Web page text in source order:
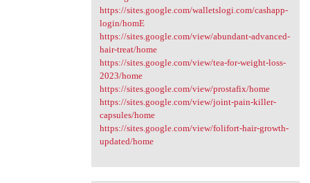
https://sites.google.com/walletslogi.com/cashapp-
login/homE
https://sites.google.com/view/abundant-advanced-
hair-treat/home
https://sites.google.com/view/tea-for-weight-loss-
2023/home
https://sites.google.com/view/prostafix/home
https://sites.google.com/view/joint-pain-killer-
capsules/home
https://sites.google.com/view/folifort-hair-growth-
updated/home